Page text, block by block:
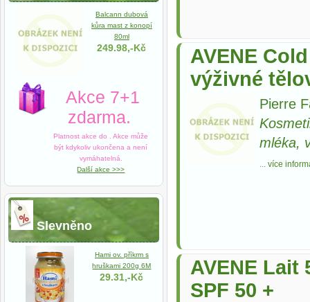
AVENE
výživné
Pierre
mléka,
... více
AVENE Lait
SPF 50 +
Balcann dubová
kůra mast z konopí
80ml
249.98,-Kč
Akce 7+1
zdarma.
Platnost akce do
. Akce může
být kdykoliv ukončena a není
vymáhatelná.
Další akce >>>
Slevněno
Hami ov. příkrm s
hruškami 200g 6M
29.31,-Kč